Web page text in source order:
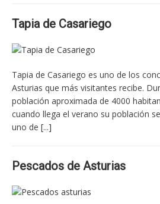
Tapia de Casariego
Tapia de Casariego es uno de los
Asturias que más visitantes recibe.
población aproximada de 4000
cuando llega el verano su población
uno de [...]
Pescados de Asturias